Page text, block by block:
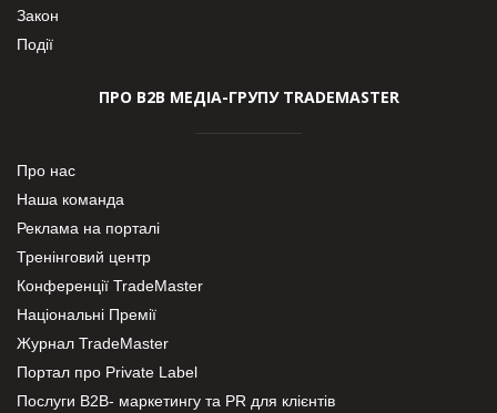
Закон
Події
ПРО В2В МЕДІА-ГРУПУ TRADEMASTER
Про нас
Наша команда
Реклама на порталі
Тренінговий центр
Конференції TradeMaster
Національні Премії
Журнал TradeMaster
Портал про Private Label
Послуги В2В- маркетингу та PR для клієнтів